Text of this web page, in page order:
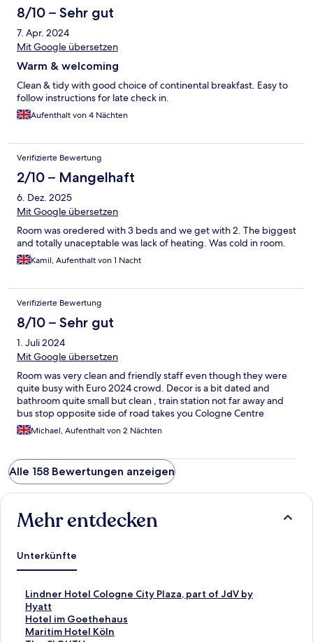
8/10 – Sehr gut
7. Apr. 2024
Mit Google übersetzen
Warm & welcoming
Clean & tidy with good choice of continental breakfast. Easy to
follow instructions for late check in.
Aufenthalt von 4 Nächten
Verifizierte Bewertung
2/10 – Mangelhaft
6. Dez. 2025
Mit Google übersetzen
Room was oredered with 3 beds and we get with 2. The biggest
and totally unaceptable was lack of heating. Was cold in room.
Kamil, Aufenthalt von 1 Nacht
Verifizierte Bewertung
8/10 – Sehr gut
1. Juli 2024
Mit Google übersetzen
Room was very clean and friendly staff even though they were
quite busy with Euro 2024 crowd. Decor is a bit dated and
bathroom quite small but clean , train station not far away and
bus stop opposite side of road takes you Cologne Centre
Michael, Aufenthalt von 2 Nächten
Alle 158 Bewertungen anzeigen
Mehr entdecken
Unterkünfte
Lindner Hotel Cologne City Plaza, part of JdV by
Hyatt
L
i
n
k
Hotel im Goethehaus
L
iMaritim Hotel Köln
L